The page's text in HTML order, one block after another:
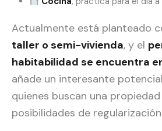
Actualmente está planteado
taller o semi-vivienda, y el
habitabilidad se encuentra
añade un interesante
quienes buscan una
posibilidades de regularización